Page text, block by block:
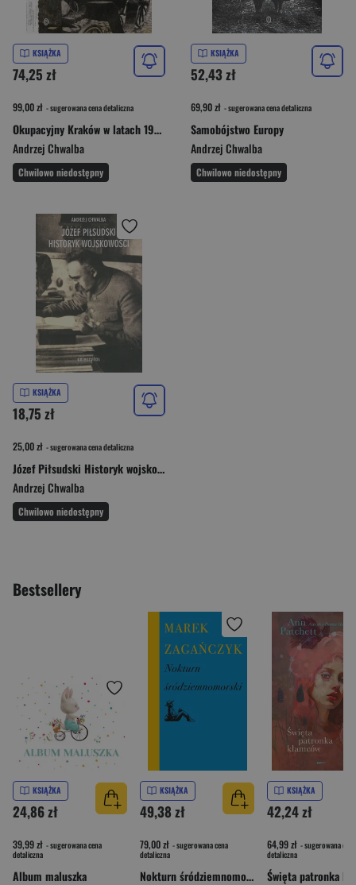
KSIĄŻKA
74,25 zł
99,00 zł - sugerowana cena detaliczna
Okupacyjny Kraków w latach 1939-1945
Andrzej Chwalba
Chwilowo niedostępny
KSIĄŻKA
52,43 zł
69,90 zł - sugerowana cena detaliczna
Samobójstwo Europy
Andrzej Chwalba
Chwilowo niedostępny
KSIĄŻKA
18,75 zł
25,00 zł - sugerowana cena detaliczna
Józef Piłsudski Historyk wojskowości
Andrzej Chwalba
Chwilowo niedostępny
Bestsellery
KSIĄŻKA
24,86 zł
39,99 zł - sugerowana cena
detaliczna
Album maluszka
KSIĄŻKA
49,38 zł
79,00 zł - sugerowana cena
detaliczna
Nokturn śródziemnomorski
KSIĄŻKA
42,24 zł
64,99 zł - sugerowana cena
detaliczna